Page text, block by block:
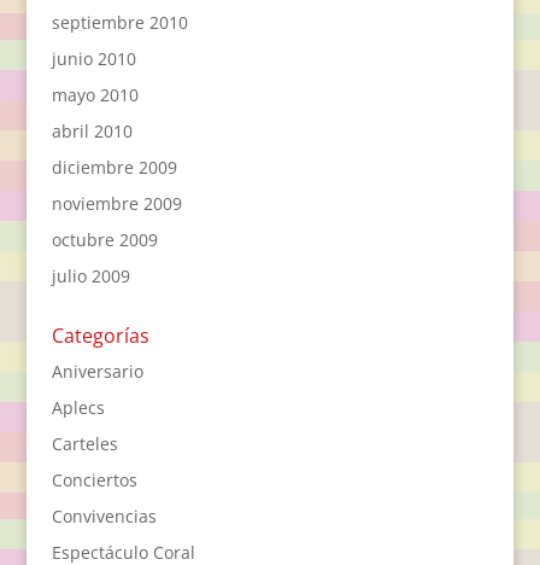
septiembre 2010
junio 2010
mayo 2010
abril 2010
diciembre 2009
noviembre 2009
octubre 2009
julio 2009
Categorías
Aniversario
Aplecs
Carteles
Conciertos
Convivencias
Espectáculo Coral